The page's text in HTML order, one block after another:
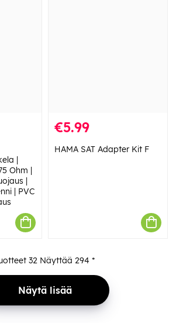
|
Ohm |
|
| PVC
€5.99
HAMA SAT Adapter Kit F
32 Näyttää 294 *
Näytä lisää